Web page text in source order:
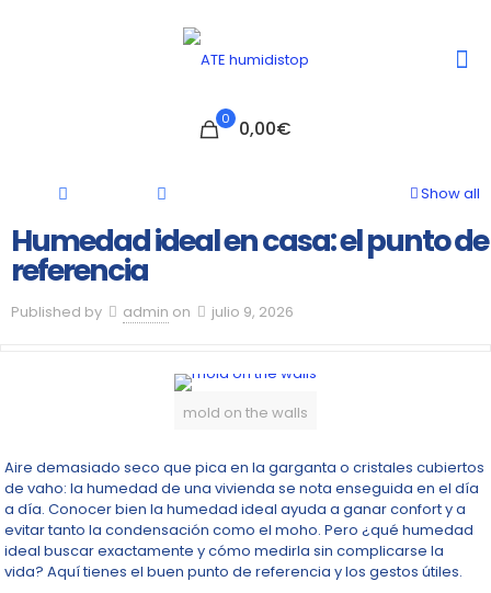
0 0,00€
Show all
Humedad ideal en casa: el punto de
referencia
Published by admin on julio 9, 2026
mold on the walls
Aire demasiado seco que pica en la garganta o cristales cubiertos
de vaho: la humedad de una vivienda se nota enseguida en el día
a día. Conocer bien la humedad ideal ayuda a ganar confort y a
evitar tanto la condensación como el moho. Pero ¿qué humedad
ideal buscar exactamente y cómo medirla sin complicarse la
vida? Aquí tienes el buen punto de referencia y los gestos útiles.